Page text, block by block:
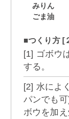
みりん
ごま油
■つくり方 [
[1] ゴボウ
する。
[2] 水によ
パンでも
ボウを加え